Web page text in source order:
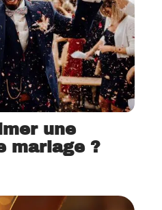
une
mariage ?